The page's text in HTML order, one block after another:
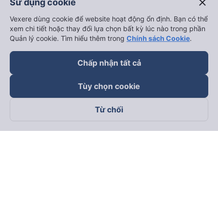
Theo dõi chúng tôi trên
Sử dụng cookie close
Vexere dùng cookie để website hoạt động ổn định. Bạn có thể
xem chi tiết hoặc thay đổi lựa chọn bất kỳ lúc nào trong phần
Quản lý cookie. Tìm hiểu thêm trong Chính sách Cookie.
Chấp nhận tất cả
Tùy chọn cookie
Từ chối